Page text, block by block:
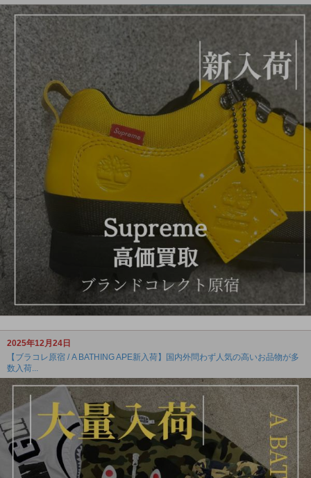
2025年12月24日
【ブラコレ原宿 / A BATHING APE新入荷】国内外問わず人気の高いお品物が多
数入荷...